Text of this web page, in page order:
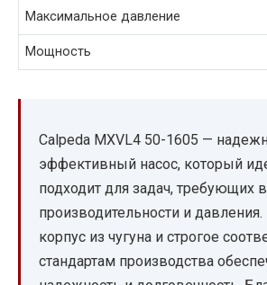
Максимальное давление
Мощность
Calpeda MXVL4 50-1605 —
эффективный насос, который
подходит для задач, требующих
производительности и
корпус из чугуна и строгое
стандартам производства